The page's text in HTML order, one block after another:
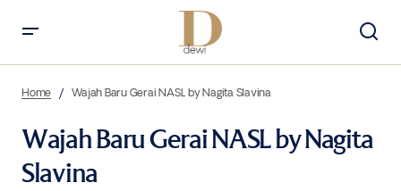
Home Wajah Baru Gerai NASL by Nagita Slavina
Wajah Baru Gerai NASL by Nagita
Slavina